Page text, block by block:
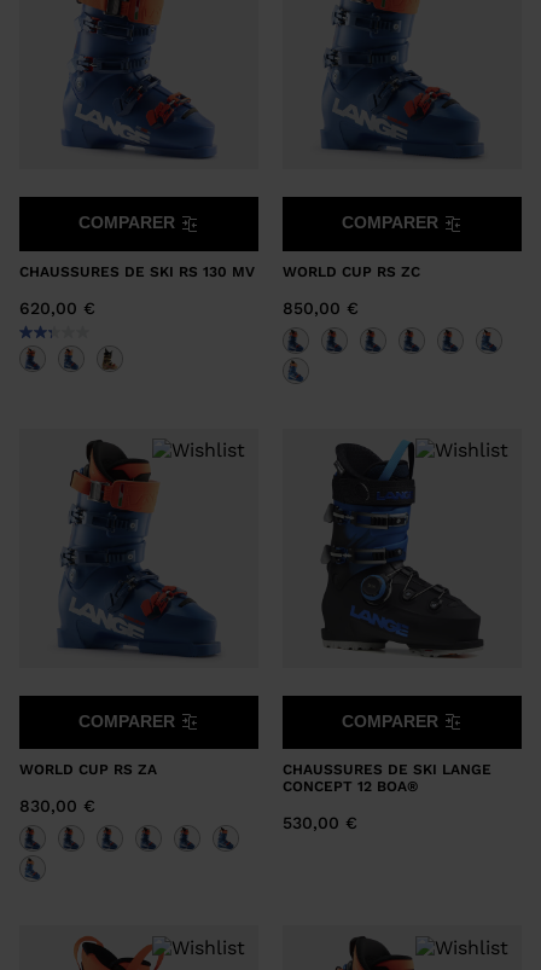
CHAUSSURES DE SKI RS 130 MV
620,00 €
COMPARER
WORLD CUP RS ZC
850,00 €
COMPARER
WORLD CUP RS ZA
830,00 €
COMPARER
CHAUSSURES DE SKI LANGE
CONCEPT 12 BOA®
530,00 €
COMPARER